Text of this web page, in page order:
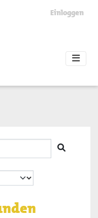
Einloggen